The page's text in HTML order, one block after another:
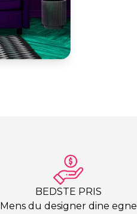
BEDSTE PRIS
Mens du designer dine egne